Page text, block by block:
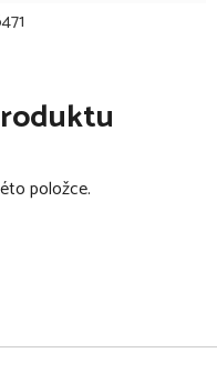
položce.